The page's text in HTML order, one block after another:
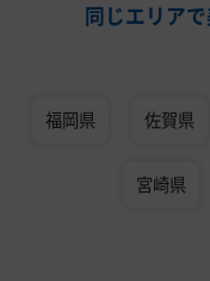
同じエリア
福岡県 佐賀県
宮崎県